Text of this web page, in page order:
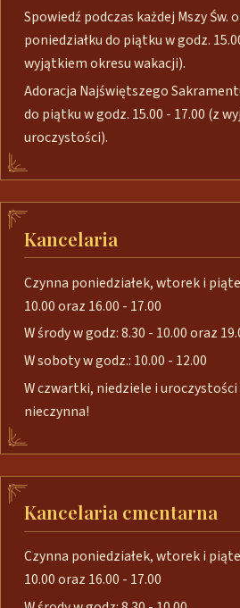
Spowiedź podczas każdej Mszy Św.
poniedziałku do piątku w godz.
wyjątkiem okresu wakacji).
Adoracja Najświętszego
do piątku w godz. 15.00 - 17.00 (z
uroczystości).
Kancelaria
Czynna poniedziałek, wtorek i
10.00 oraz 16.00 - 17.00
W środy w godz: 8.30 - 10.00 oraz
W soboty w godz.: 10.00 - 12.00
W czwartki, niedziele i
nieczynna!
Kancelaria cmentarna
Czynna poniedziałek, wtorek i
10.00 oraz 16.00 - 17.00